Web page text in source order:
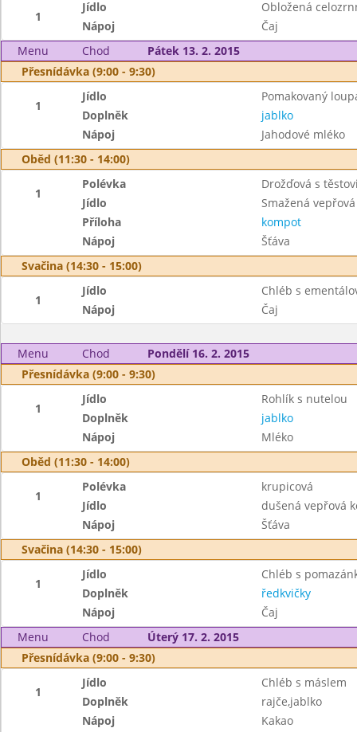
1
Jídlo
Obložená
Nápoj
Čaj
Menu
Chod
Pátek 13. 2. 2015
Přesnídávka (9:00 - 9:30)
1
Jídlo
Pomakovaný
Doplněk
jablko
Nápoj
Jahodové mléko
Oběd (11:30 - 14:00)
1
Polévka
Drožďová s
Jídlo
Smažená
Příloha
kompot
Nápoj
Šťáva
Svačina (14:30 - 15:00)
1
Jídlo
Chléb s
Nápoj
Čaj
Menu Chod
Pondělí 16. 2. 2015
Přesnídávka (9:00 - 9:30)
1
Jídlo
Rohlík s nutelou
Doplněk
jablko
Nápoj
Mléko
Oběd (11:30 - 14:00)
1
Polévka
krupicová
Jídlo
dušená vepřová
Nápoj
Šťáva
Svačina (14:30 - 15:00)
1
Jídlo
Chléb s
Doplněk
ředkvičky
Nápoj
Čaj
Menu
Chod
Úterý 17. 2. 2015
Přesnídávka (9:00 - 9:30)
1
Jídlo
Chléb s máslem
Doplněk
rajče,jablko
Nápoj
Kakao